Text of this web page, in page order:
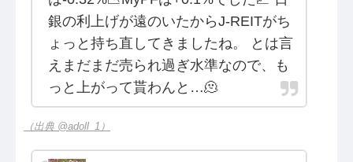
銀の利上げが遠のいたからJ-REITがち
ょっと持ち直してきましたね。 とは言
えまだまだ売られ過ぎ水準なので、も
っと上がって貰わんと…🫠
（出典 @adoll_1）